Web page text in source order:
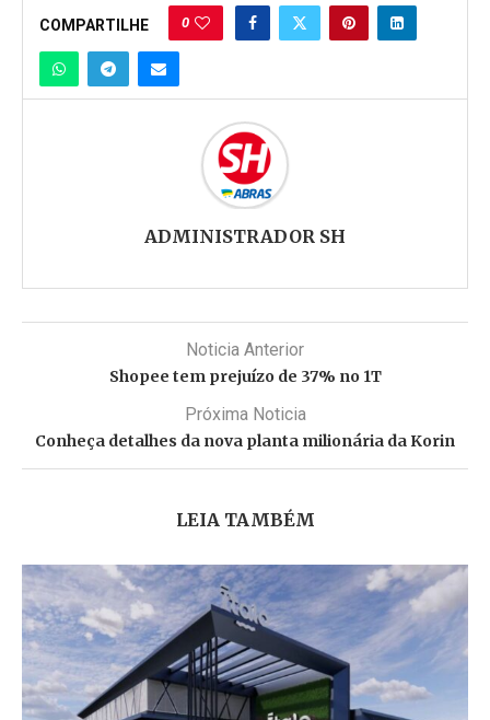
COMPARTILHE 0
ADMINISTRADOR SH
Noticia Anterior
Shopee tem prejuízo de 37% no 1T
Próxima Noticia
Conheça detalhes da nova planta milionária da Korin
LEIA TAMBÉM